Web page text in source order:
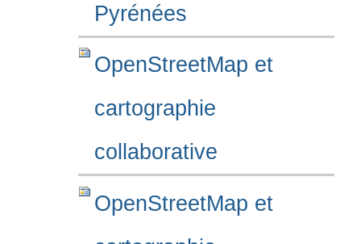
Pyrénées
OpenStreetMap et
cartographie
collaborative
OpenStreetMap et